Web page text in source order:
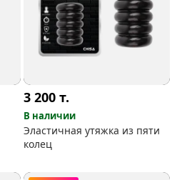
3 200т.
В наличии
Эластичная утяжка из пяти
колец